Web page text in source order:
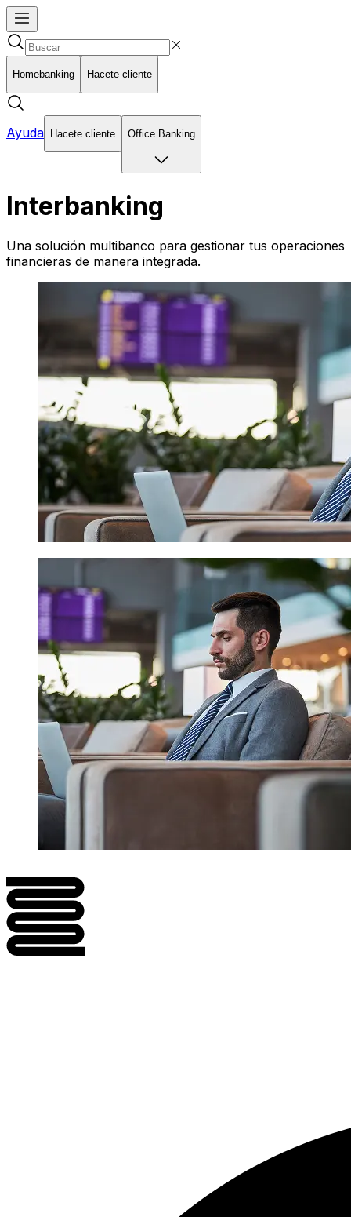
Homebanking Hacete cliente
Ayuda Hacete cliente Office Banking
Interbanking
Una solución multibanco para gestionar tus operaciones
financieras de manera integrada.